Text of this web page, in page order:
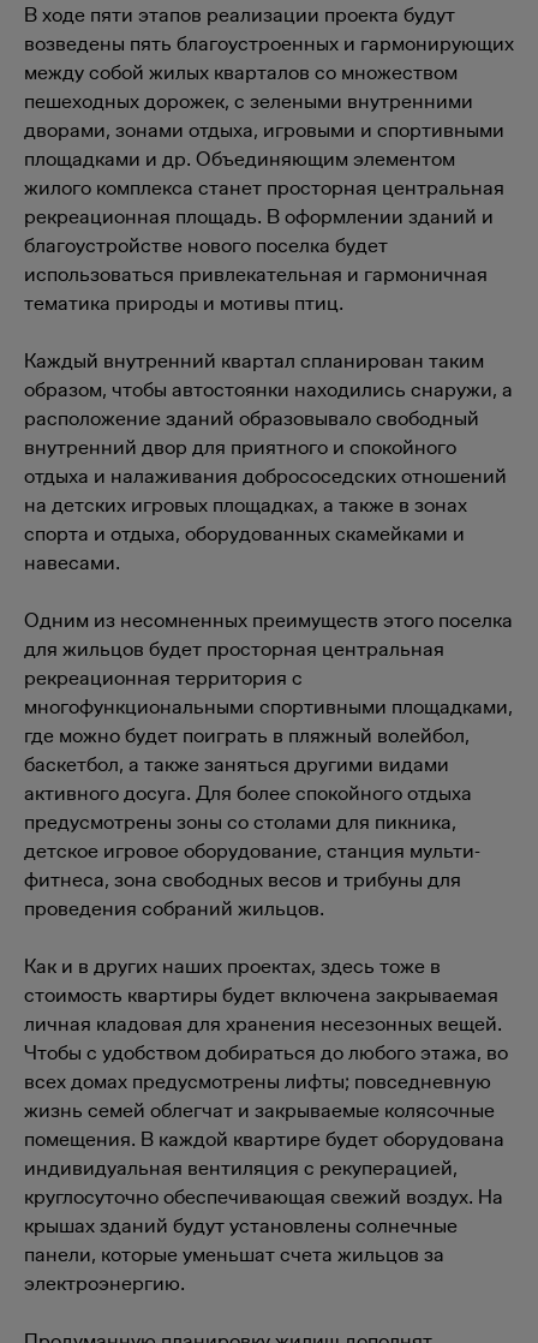
В ходе пяти этапов реализации проекта будут
возведены пять благоустроенных и гармонирующих
между собой жилых кварталов со множеством
пешеходных дорожек, с зелеными внутренними
дворами, зонами отдыха, игровыми и спортивными
площадками и др. Объединяющим элементом
жилого комплекса станет просторная центральная
рекреационная площадь. В оформлении зданий и
благоустройстве нового поселка будет
использоваться привлекательная и гармоничная
тематика природы и мотивы птиц.
Каждый внутренний квартал спланирован таким
образом, чтобы автостоянки находились снаружи, а
расположение зданий образовывало свободный
внутренний двор для приятного и спокойного
отдыха и налаживания добрососедских отношений
на детских игровых площадках, а также в зонах
спорта и отдыха, оборудованных скамейками и
навесами.
Одним из несомненных преимуществ этого поселка
для жильцов будет просторная центральная
рекреационная территория с
многофункциональными спортивными площадками,
где можно будет поиграть в пляжный волейбол,
баскетбол, а также заняться другими видами
активного досуга. Для более спокойного отдыха
предусмотрены зоны со столами для пикника,
детское игровое оборудование, станция мульти-
фитнеса, зона свободных весов и трибуны для
проведения собраний жильцов.
Как и в других наших проектах, здесь тоже в
стоимость квартиры будет включена закрываемая
личная кладовая для хранения несезонных вещей.
Чтобы с удобством добираться до любого этажа, во
всех домах предусмотрены лифты; повседневную
жизнь семей облегчат и закрываемые колясочные
помещения. В каждой квартире будет оборудована
индивидуальная вентиляция с рекуперацией,
круглосуточно обеспечивающая свежий воздух. На
крышах зданий будут установлены солнечные
панели, которые уменьшат счета жильцов за
электроэнергию.